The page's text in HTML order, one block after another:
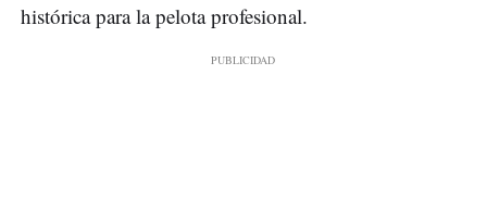
histórica para la pelota profesional.